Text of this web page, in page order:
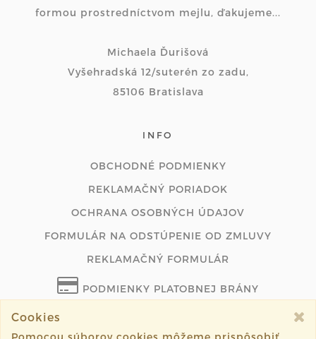
formou prostredníctvom mejlu, ďakujeme...
Michaela Ďurišová
Vyšehradská 12/suterén zo zadu,
85106 Bratislava
INFO
OBCHODNÉ PODMIENKY
REKLAMAČNÝ PORIADOK
OCHRANA OSOBNÝCH ÚDAJOV
FORMULÁR NA ODSTÚPENIE OD ZMLUVY
REKLAMAČNÝ FORMULÁR
PODMIENKY PLATOBNEJ BRÁNY
Cookies
Pomocou súborov cookies môžeme prispôsobiť